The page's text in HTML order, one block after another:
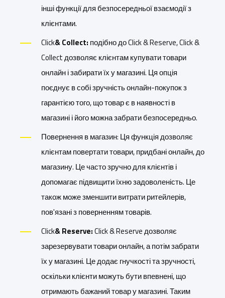
інші функції для безпосередньої взаємодії з
клієнтами.
Click& Collect: подібно до Click & Reserve, Click &
Collect дозволяє клієнтам купувати товари
онлайн і забирати їх у магазині. Ця опція
поєднує в собі зручність онлайн-покупок з
гарантією того, що товар є в наявності в
магазині і його можна забрати безпосередньо.
Повернення в магазин: Ця функція дозволяє
клієнтам повертати товари, придбані онлайн, до
магазину. Це часто зручно для клієнтів і
допомагає підвищити їхню задоволеність. Це
також може зменшити витрати ритейлерів,
пов'язані з поверненням товарів.
Click& Reserve:Click & Reserve дозволяє
зарезервувати товари онлайн, а потім забрати
їх у магазині. Це додає гнучкості та зручності,
оскільки клієнти можуть бути впевнені, що
отримають бажаний товар у магазині. Таким